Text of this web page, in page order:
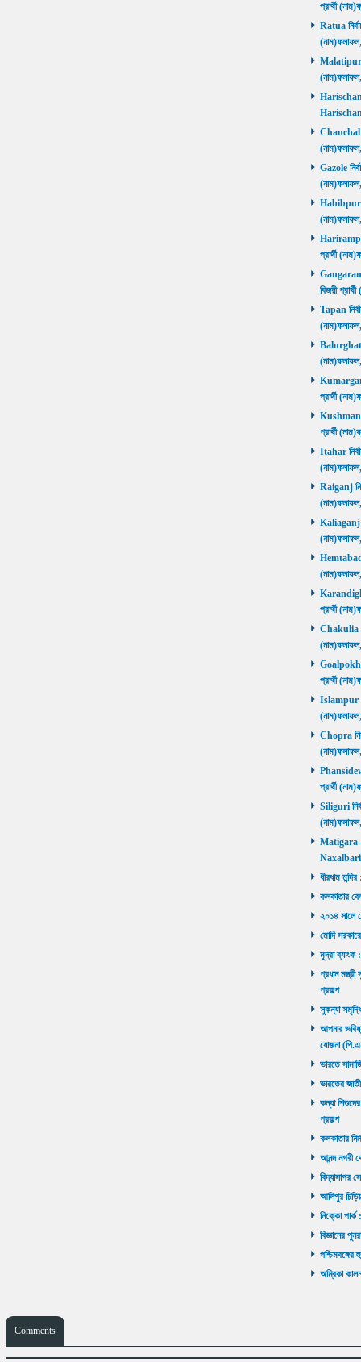
প্রার্থী
Ratua
Malatipur
Chanchal
Gazole
Habibpur
প্রার্থী
বিজয়ী
Tapan
Balurghat
Kumarganj
প্রার্থী
প্রার্থী
Itahar
Raiganj
Kaliaganj
Hemtabad
Karandighi
প্রার্থী
Chakulia
প্রার্থী
Islampur
Chopra
প্রার্থী
Siliguri
Matigara-
Naxalbari
ধীরধাম
কলকাতার
২০১৪ সালে
মোদি
মুদ্রা ব্যাংক
প্রধান
প্রকল্প
সুকন্যা
আপনার
যোজনা
ভারতে
ভারতের
কন্যা
প্রকল্প
কলকাতার
আনন্দ নগরী
বিদ্যাসাগর
আলিপুর
নিক্কো পার্ক
বিজ্ঞানের
পশ্চিমবঙ্গের
অম্বিকা
Comments